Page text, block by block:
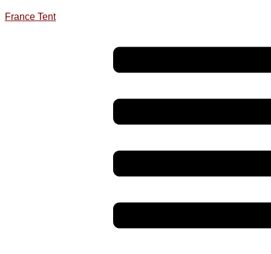
France Tent